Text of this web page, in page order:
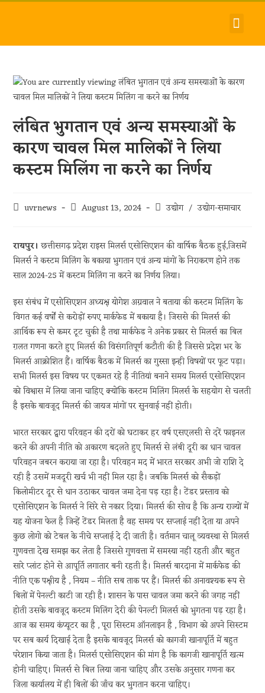
लंबित भुगतान एवं अन्य समस्याओं के
कारण चावल मिल मालिकों ने लिया
कस्टम मिलिंग ना करने का निर्णय
uvrnews August 13, 2024 उद्योग / उद्योग-समाचार
रायपुर।छत्तीसगढ़ प्रदेश राइस मिलर्स एसोसिएशन की वार्षिक बैठक हुई,जिसमें
मिलर्स ने कस्टम मिलिंग के बकाया भुगतान एवं अन्य मांगों के निराकरण होने तक
साल 2024-25 में कस्टम मिलिंग ना करने का निर्णय लिया।
इस संबंध में एसोसिएशन अध्यक्ष योगेश अग्रवाल ने बताया की कस्टम मिलिंग के
विगत कई वर्षों से करोड़ों रुपए मार्कफेड में बकाया है। जिससे की मिलर्स की
आर्थिक रूप से कमर टूट चुकी है तथा मार्कफेड ने अनेक प्रकार से मिलर्स का बिल
ग़लत गणना करते हुए मिलर्स की विसंगतिपूर्ण कटौती की है जिससे प्रदेश भर के
मिलर्स आक्रोशित हैं। वार्षिक बैठक में मिलर्स का गुस्सा इन्ही विषयों पर फूट पड़ा।
सभी मिलर्स इस विषय पर एकमत रहे है नीतियां बनाने समय मिलर्स एसोसिएशन
को विश्वास में लिया जाना चाहिए क्योंकि कस्टम मिलिंग मिलर्स के सहयोग से चलती
है इसके बावजूद मिलर्स की जायज मांगों पर सुनवाई नहीं होती।
भारत सरकार द्वारा परिवहन की दरों को घटाकर हर वर्ष एसएलसी से दरें फाइनल
करने की अपनी नीति को अकारण बदलते हुए मिलर्स से लंबी दूरी का धान चावल
परिवहन जबरन कराया जा रहा है। परिवहन मद में भारत सरकार अभी जो राशि दे
रही है उसमें मजदूरी खर्च भी नहीं मिल रहा है। जबकि मिलर्स को सैकड़ों
किलोमीटर दूर से धान उठाकर चावल जमा देना पड़ रहा है। टेंडर प्रस्ताव को
एसोसिएशन के मिलर्स ने सिरे से नकार दिया। मिलर्स की सोच है कि अन्य राज्यों में
यह योजना फेल है जिन्हें टेंडर मिलता है वह समय पर सप्लाई नहीं देता या अपने
कुछ लोगो को टेबल के नीचे सप्लाई दे दी जाती है। वर्तमान चालू व्यवस्था से मिलर्स
गुणवत्ता देख समझ कर लेता है जिससे गुणवत्ता में समस्या नहीं रहती और बहुत
सारे प्लांट होने से आपूर्ति लगातार बनी रहती है। मिलर्स बारदाना में मार्कफेड की
नीति एक पक्षीय है , नियम – नीति सब ताक पर हैं। मिलर्स की अनावश्यक रूप से
बिलों में पेनल्टी काटी जा रही है। शासन के पास चावल जमा करने की जगह नहीं
होती उसके बावजूद कस्टम मिलिंग देरी की पेनल्टी मिलर्स को भुगतना पड़ रहा है।
आज का समय कंप्यूटर का है , पूरा सिस्टम ऑनलाइन है , विभाग को अपने सिस्टम
पर सब कार्य दिखाई देता है इसके बावजूद मिलर्स को कागजी खानापूर्ति में बहुत
परेशान किया जाता है। मिलर्स एसोसिएशन की मांग है कि कागजी खानापूर्ति खत्म
होनी चाहिए। मिलर्स से बिल लिया जाना चाहिए और उसके अनुसार गणना कर
जिला कार्यालय में ही बिलों की जाँच कर भुगतान करना चाहिए।